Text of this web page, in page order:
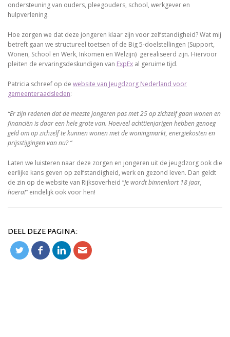
ondersteuning van ouders, pleegouders, school, werkgever en
hulpverlening.
Hoe zorgen we dat deze jongeren klaar zijn voor zelfstandigheid? Wat mij
betreft gaan we structureel toetsen of de Big 5-doelstellingen (Support,
Wonen, School en Werk, Inkomen en Welzijn) gerealiseerd zijn. Hiervoor
pleiten de ervaringsdeskundigen van ExpEx al geruime tijd.
Patricia schreef op de website van Jeugdzorg Nederland voor
gemeenteraadsleden:
“Er zijn redenen dat de meeste jongeren pas met 25 op zichzelf gaan wonen en
financiën is daar een hele grote van. Hoeveel achttienjarigen hebben genoeg
geld om op zichzelf te kunnen wonen met de woningmarkt, energiekosten en
prijsstijgingen van nu? “
Laten we luisteren naar deze zorgen en jongeren uit de jeugdzorg ook die
eerlijke kans geven op zelfstandigheid, werk en gezond leven. Dan geldt
de zin op de website van Rijksoverheid “Je wordt binnenkort 18 jaar,
hoera!” eindelijk ook voor hen!
DEEL DEZE PAGINA: